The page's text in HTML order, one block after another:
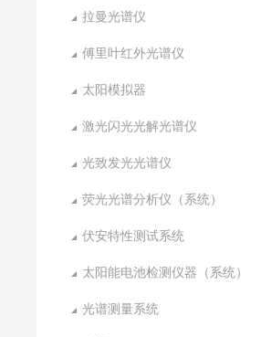
拉曼光谱仪
傅里叶红外光谱仪
太阳模拟器
激光闪光光解光谱仪
光致发光光谱仪
荧光光谱分析仪（系统）
伏安特性测试系统
太阳能电池检测仪器（系统）
光谱测量系统